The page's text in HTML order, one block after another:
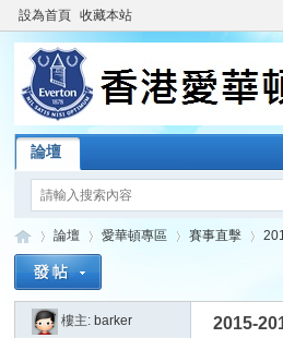
設為首頁 收藏本站
論壇
»
論壇
›
愛華頓專區 賽事直擊
›
樓主: barker 2015-